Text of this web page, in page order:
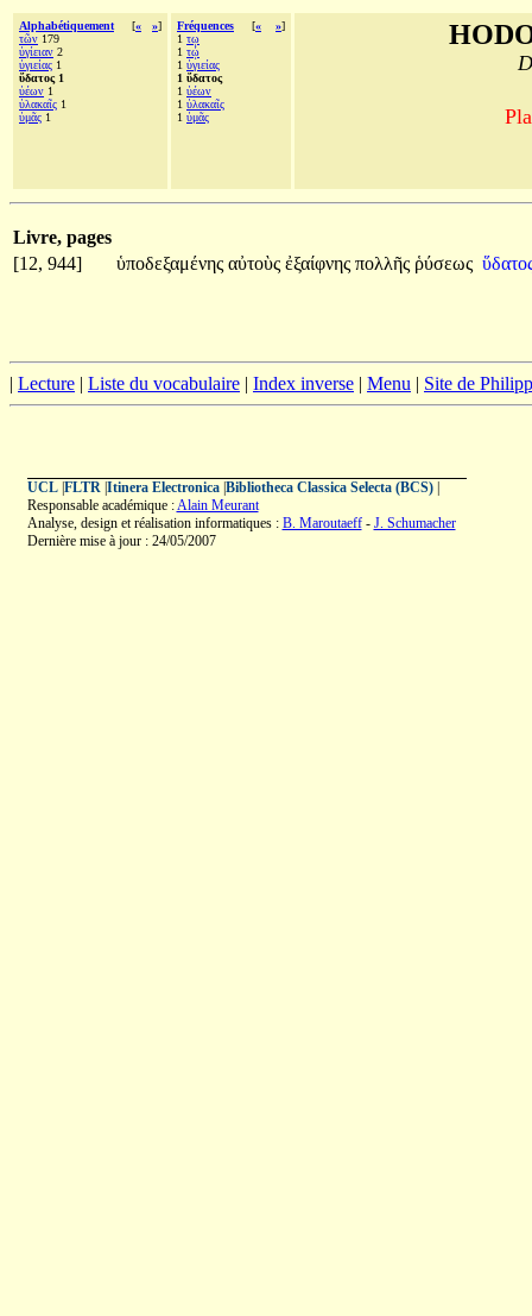
Alphabétiquement [« »]
τῶν 179
ὑγίειαν 2
ὑγιείας 1
ὕδατος 1
ὑέων 1
ὑλακαῖς 1
ὑμᾶς 1
Fréquences [« »]
1 τῳ
1 τῴ
1 ὑγιείας
1 ὕδατος
1 ὑέων
1 ὑλακαῖς
1 ὑμᾶς
Livre, pages
[12, 944]
ὑποδεξαμένης αὐτοὺς ἐξαίφνης πολλῆς ῥύσεως
| Lecture | Liste du vocabulaire | Index inverse | Menu | Site de
UCL| FLTR| Itinera Electronica| Bibliotheca Classica Selecta (BCS)|
Responsable académique :Alain Meurant
Analyse, design et réalisation informatiques : B. Maroutaeff- J. Schumacher
Dernière mise à jour : 24/05/2007